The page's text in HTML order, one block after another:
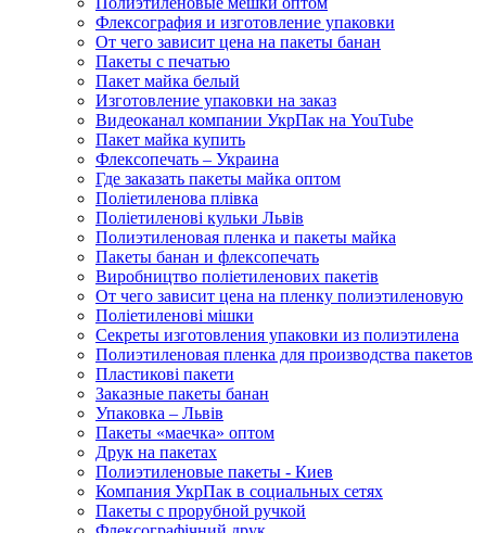
Флексография и изготовление упаковки
От чего зависит цена на пакеты банан
Пакеты с печатью
Пакет майка белый
Изготовление упаковки на заказ
Видеоканал компании УкрПак на YouTube
Пакет майка купить
Флексопечать – Украина
Где заказать пакеты майка оптом
Поліетиленова плівка
Поліетиленові кульки Львів
Полиэтиленовая пленка и пакеты майка
Пакеты банан и флексопечать
Виробництво поліетиленових пакетів
От чего зависит цена на пленку полиэтиленовую
Поліетиленові мішки
Секреты изготовления упаковки из полиэтилена
Полиэтиленовая пленка для производства пакетов
Пластикові пакети
Заказные пакеты банан
Упаковка – Львів
Пакеты «маечка» оптом
Друк на пакетах
Полиэтиленовые пакеты - Киев
Компания УкрПак в социальных сетях
Пакеты с прорубной ручкой